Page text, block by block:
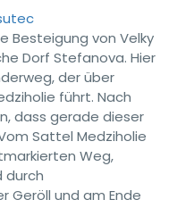
Besteigung von Velky
Dorf Stefanova. Hier
der über
führt. Nach
dass gerade dieser
Sattel Medziholie
Weg,
durch
Geröll und am Ende